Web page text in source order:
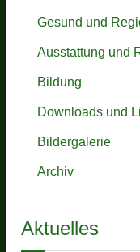
a
Gesund und
Ausstattung und
Bildung
Downloads und
Bildergalerie
Archiv
Aktuelles